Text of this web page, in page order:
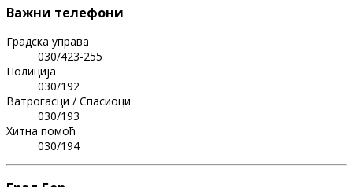
Важни телефони
Градска управа
030/423-255
Полиција
030/192
Ватрогасци / Спасиоци
030/193
Хитна помоћ
030/194